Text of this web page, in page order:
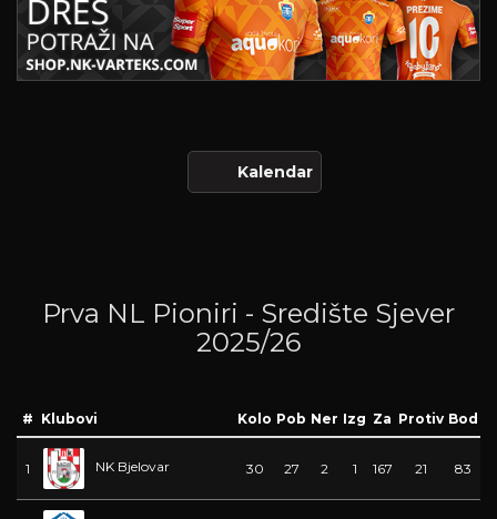
Kalendar
Prva NL Pioniri - Središte Sjever
2025/26
# Klubovi Kolo Pob Ner Izg Za Protiv Bod
1 NK Bjelovar 30 27 2 1 167 21 83